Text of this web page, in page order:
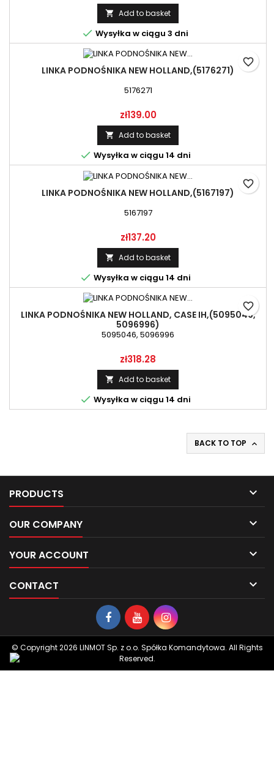
 Add to basket
 Wysyłka w ciągu 3 dni
LINKA PODNOŚNIKA NEW HOLLAND,(5176271)
5176271
Price
zł139.00
 Add to basket
 Wysyłka w ciągu 14 dni
favorite_border
LINKA PODNOŚNIKA NEW HOLLAND,(5167197)
5167197
Price
zł137.20
 Add to basket
 Wysyłka w ciągu 14 dni
favorite_border
LINKA PODNOŚNIKA NEW HOLLAND, CASE IH,(5095046,
5096996)
5095046, 5096996
Price
zł318.28
 Add to basket
 Wysyłka w ciągu 14 dni
favorite_border
BACK TO TOP 
PRODUCTS 
OUR COMPANY 
YOUR ACCOUNT 
CONTACT 
© Copyright 2026 LINMOT Sp. z o.o. Spółka Komandytowa. All Rights
Reserved.